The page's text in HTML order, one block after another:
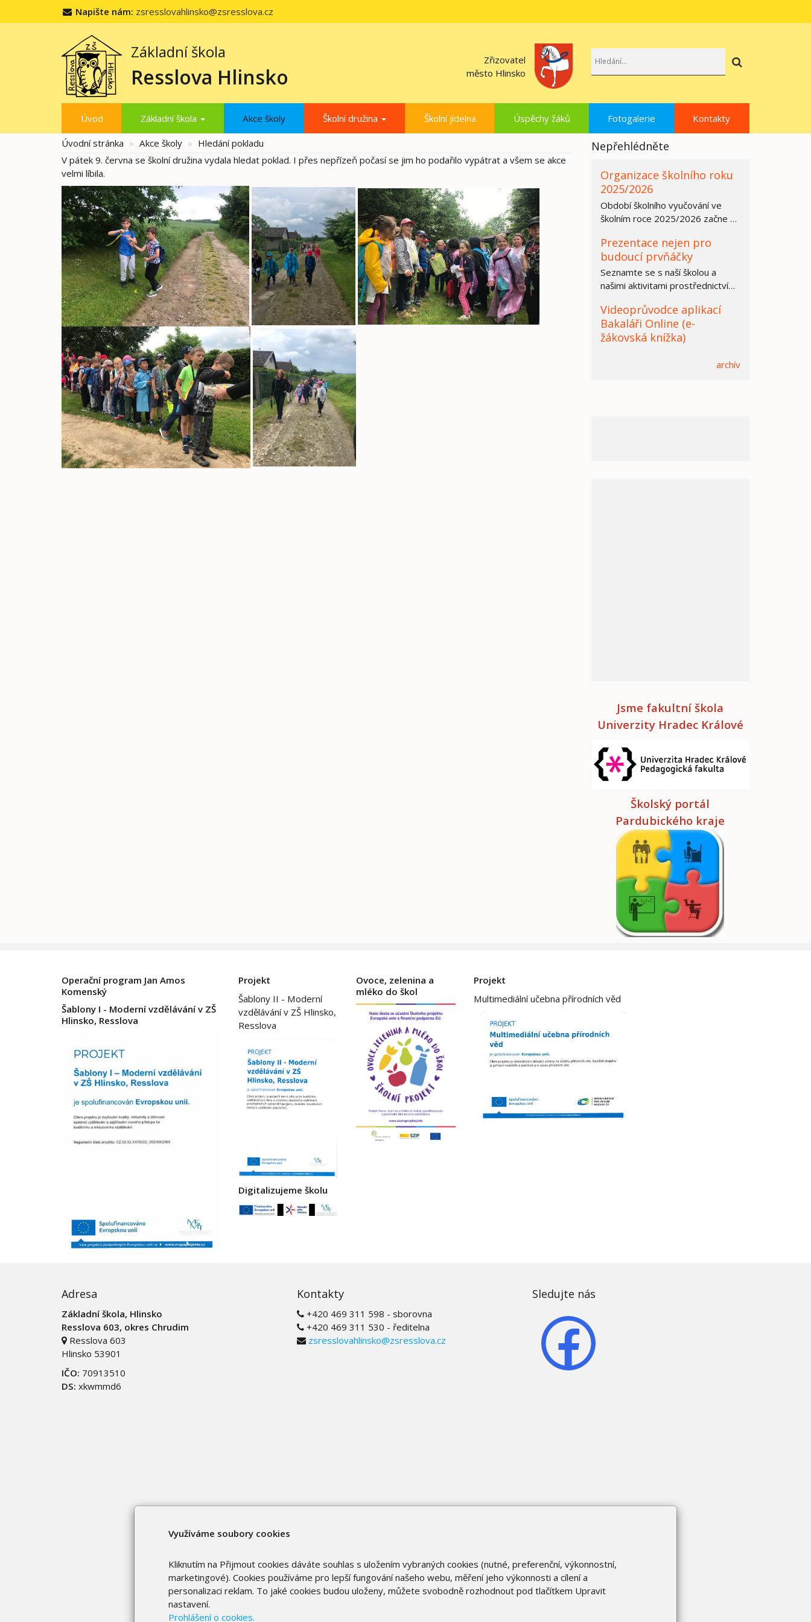
Napište nám: zsresslovahlinsko@zsresslova.cz
Základní škola
Resslova Hlinsko
Zřizovatel
město Hlinsko
Úvod Základní škola Akce školy Školní družina Školní jídelna Úspěchy žáků Fotogalerie Kontakty
Úvodní stránka Akce školy
Hledání pokladu
V pátek 9. června se školní družina vydala hledat poklad. I přes nepřízeň počasí se jim ho podařilo vypátrat a všem se akce
velmi líbila.
Nepřehlédněte
Organizace školního roku
2025/2026
Období školního vyučování ve
školním roce 2025/2026 začne ve
středních…
Prezentace nejen pro
budoucí prvňáčky
Seznamte se s naší školou a
našimi aktivitami prostřednictvím
Videoprůvodce aplikací
Bakaláři Online (e-
žákovská knížka)
archív
Jsme fakultní škola
Univerzity Hradec Králové
Školský portál
Pardubického kraje
Operační program Jan Amos
Komenský
Šablony I - Moderní vzdělávání v ZŠ
Hlinsko, Resslova
Projekt
Šablony II - Moderní
vzdělávání v ZŠ Hlinsko,
Resslova
Digitalizujeme školu
Ovoce, zelenina a
mléko do škol
Projekt
Multimediální učebna přírodních věd
Adresa
Základní škola, Hlinsko
Resslova 603, okres Chrudim
Resslova 603
Hlinsko 53901
IČO: 70913510
DS: xkwmmd6
Kontakty
+420 469 311 598 - sborovna
+420 469 311 530 - ředitelna
zsresslovahlinsko@zsresslova.cz
Sledujte nás
Využíváme soubory cookies
Kliknutím na Přijmout cookies dáváte souhlas s uložením vybraných cookies (nutné, preferenční, výkonnostní,
marketingové). Cookies používáme pro lepší fungování našeho webu, měření jeho výkonnosti a cílení a
personalizaci reklam. To jaké cookies budou uloženy, můžete svobodně rozhodnout pod tlačítkem Upravit
nastavení.
Prohlášení o cookies.